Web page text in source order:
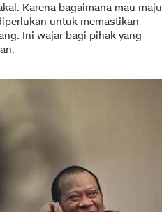
Karena bagaimana mau maju
untuk memastikan
Ini wajar bagi pihak yang